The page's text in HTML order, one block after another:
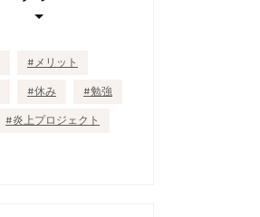
メリット
休み 勉強
炎上プロジェクト